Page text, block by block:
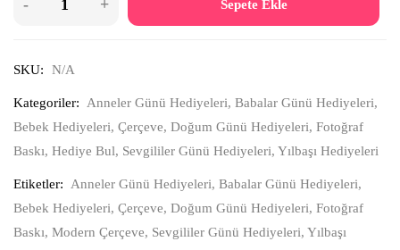
Sepete Ekle
SKU: N/A
Kategoriler: Anneler Günü Hediyeleri, Babalar Günü Hediyeleri,
Bebek Hediyeleri, Çerçeve, Doğum Günü Hediyeleri, Fotoğraf
Baskı, Hediye Bul, Sevgililer Günü Hediyeleri, Yılbaşı Hediyeleri
Etiketler: Anneler Günü Hediyeleri, Babalar Günü Hediyeleri,
Bebek Hediyeleri, Çerçeve, Doğum Günü Hediyeleri, Fotoğraf
Baskı, Modern Çerçeve, Sevgililer Günü Hediyeleri, Yılbaşı